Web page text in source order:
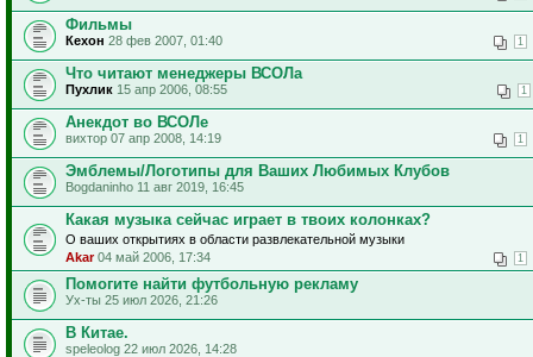
Фильмы
1
Кехон 28 фев 2007, 01:40
Что читают менеджеры ВСОЛа
1
Пухлик 15 апр 2006, 08:55
Анекдот во ВСОЛе
1
вихтор 07 апр 2008, 14:19
Эмблемы/Логотипы для Ваших Любимых Клубов
Bogdaninho 11 авг 2019, 16:45
Какая музыка сейчас играет в твоих колонках?
О ваших открытиях в области развлекательной музыки
1
Akar04 май 2006, 17:34
Помогите найти футбольную рекламу
Ух-ты 25 июл 2026, 21:26
В Китае.
speleolog 22 июл 2026, 14:28